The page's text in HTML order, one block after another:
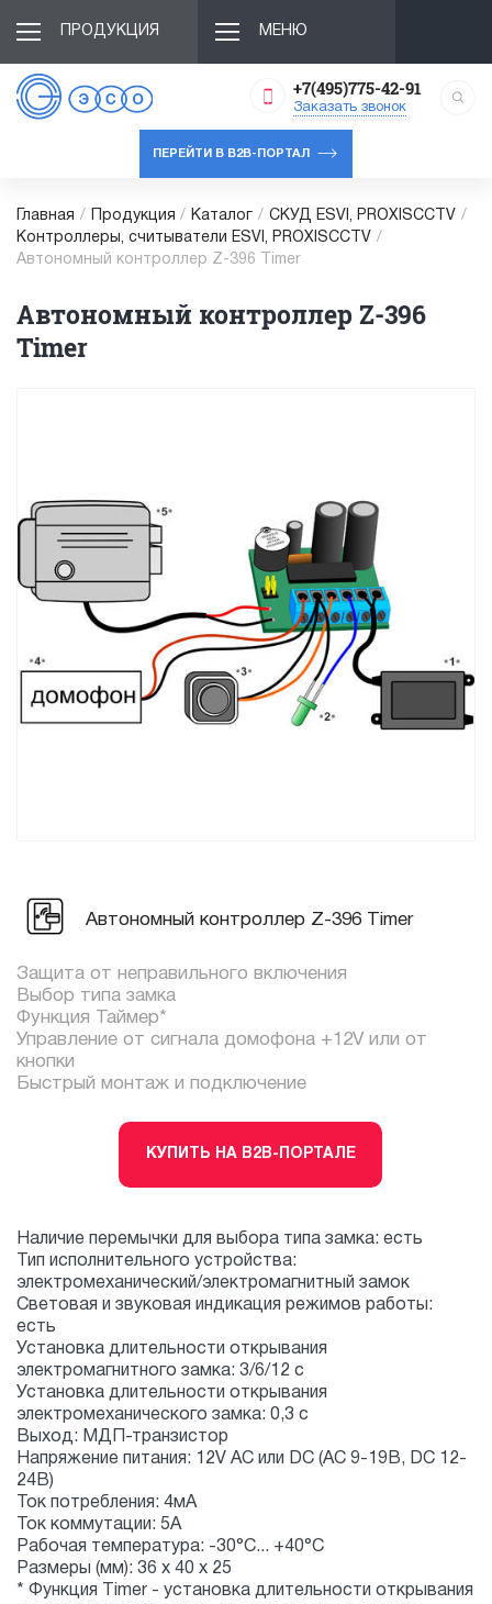
ПРОДУКЦИЯ МЕНЮ
+7(495)775-42-91
Заказать звонок
ПЕРЕЙТИ В B2B-ПОРТАЛ
Главная / Продукция / Каталог / СКУД ESVI, PROXISCCTV /
Контроллеры, считыватели ESVI, PROXISCCTV /
Автономный контроллер Z-396 Timer
Автономный контроллер Z-396
Timer
Автономный контроллер Z-396 Timer
Защита от неправильного включения
Выбор типа замка
Функция Таймер*
Управление от сигнала домофона +12V или от
кнопки
Быстрый монтаж и подключение
КУПИТЬ НА B2B-ПОРТАЛЕ
Наличие перемычки для выбора типа замка: есть
Тип исполнительного устройства:
электромеханический/электромагнитный замок
Световая и звуковая индикация режимов работы:
есть
Установка длительности открывания
электромагнитного замка: 3/6/12 с
Установка длительности открывания
электромеханического замка: 0,3 с
Выход: МДП-транзистор
Напряжение питания: 12V AC или DC (AC 9-19В, DC 12-
24В)
Ток потребления: 4мA
Ток коммутации: 5А
Рабочая температура: -30°С... +40°С
Размеры (мм): 36 x 40 x 25
* Функция Timer - установка длительности открывания